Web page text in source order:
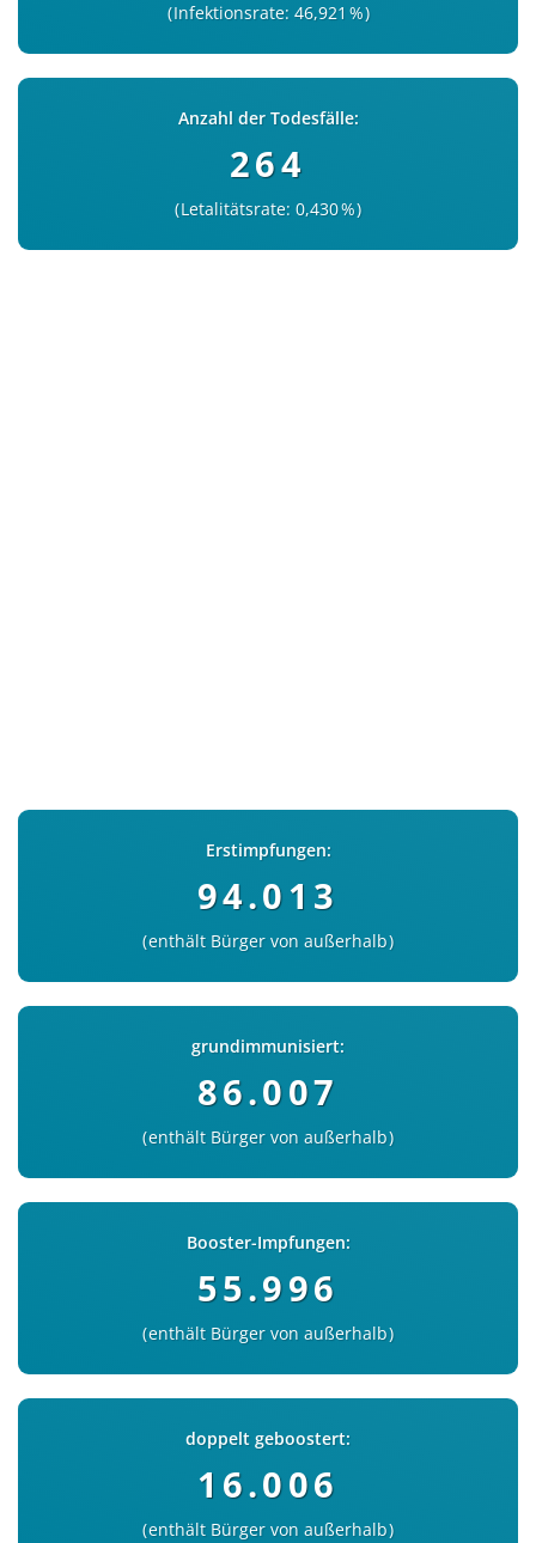
Infektionsrate: 46,921 %
Anzahl der Todesfälle:
264
Letalitätsrate: 0,430 %
Erstimpfungen:
94.013
enthält Bürger von außerhalb
grundimmunisiert:
86.007
enthält Bürger von außerhalb
Booster-Impfungen:
55.996
enthält Bürger von außerhalb
doppelt geboostert:
16.006
enthält Bürger von außerhalb